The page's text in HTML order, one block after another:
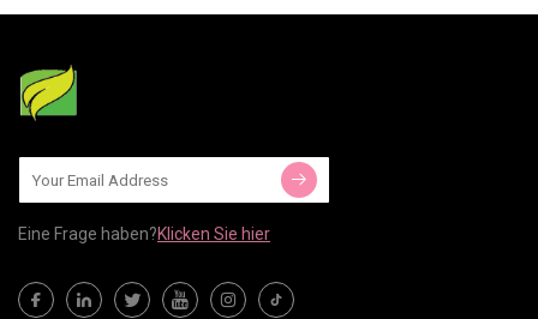
Eine Frage haben?Klicken Sie hier